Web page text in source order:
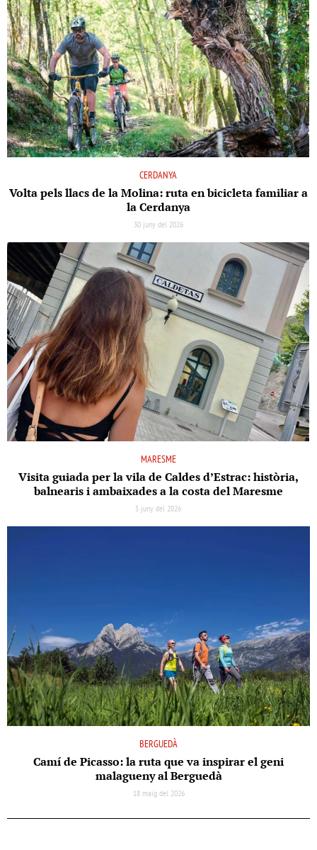
CERDANYA
Volta pels llacs de la Molina: ruta en bicicleta familiar a
la Cerdanya
30 juny del 2026
MARESME
Visita guiada per la vila de Caldes d’Estrac: història,
balnearis i ambaixades a la costa del Maresme
5 juny del 2026
BERGUEDÀ
Camí de Picasso: la ruta que va inspirar el geni
malagueny al Berguedà
18 maig del 2026